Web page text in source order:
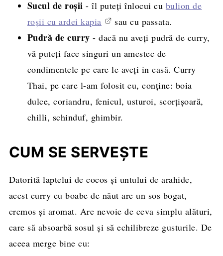
Sucul de roșii - îl puteți înlocui cu bulion de
roșii cu ardei kapia
sau cu passata.
Pudră de curry - dacă nu aveți pudră de curry,
vă puteți face singuri un amestec de
condimentele pe care le aveți in casă. Curry
Thai, pe care l-am folosit eu, conține: boia
dulce, coriandru, fenicul, usturoi, scorțișoară,
chilli, schinduf, ghimbir.
CUM SE SERVEȘTE
Datorită laptelui de cocos și untului de arahide,
acest curry cu boabe de năut are un sos bogat,
cremos și aromat. Are nevoie de ceva simplu alături,
care să absoarbă sosul și să echilibreze gusturile. De
aceea merge bine cu: